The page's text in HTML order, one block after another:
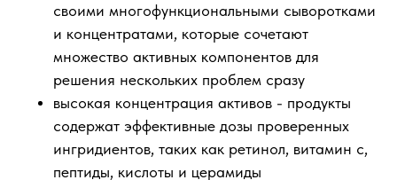
своими многофункциональными сыворотками
и концентратами, которые сочетают
множество активных компонентов для
решения нескольких проблем сразу
высокая концентрация активов - продукты
содержат эффективные дозы проверенных
ингридиентов, таких как ретинол, витамин с,
пептиды, кислоты и церамиды